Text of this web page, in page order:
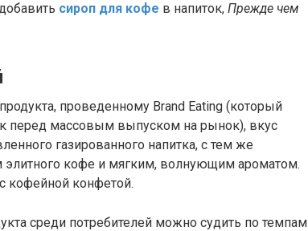
сироп для кофе в напиток, Прежде чем
проведенному Brand Eating (который
перед массовым выпуском на рынок), вкус
газированного напитка, с тем же
элитного кофе и мягким, волнующим ароматом.
кофейной конфетой.
среди потребителей можно судить по темпам